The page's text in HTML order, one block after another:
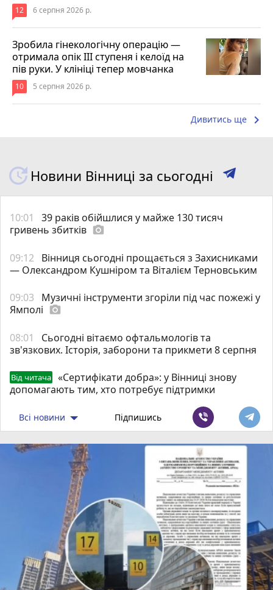
12 6 серпня 2026 р.
Зробила гінекологічну операцію —
отримала опік ІІІ ступеня і келоїд на
пів руки. У клініці тепер мовчанка
10 5 серпня 2026 р.
Дивитись ще keyboard_arrow_right
Новини Вінниці за сьогодні
10:01
39 раків обійшлися у майже 130 тисяч
гривень збитків photo_camera
09:12
Вінниця сьогодні прощається з Захисниками
— Олександром Кушніром та Віталієм Терновським
09:03
Музичні інструменти згоріли під час пожежі у
Ямполі photo_camera
08:01
Сьогодні вітаємо офтальмологів та
зв'язкових. Історія, заборони та прикмети 8 серпня
Від читача
«Сертифікати добра»: у Вінниці знову
допомагають тим, хто потребує підтримки
Всі новини Підпишись